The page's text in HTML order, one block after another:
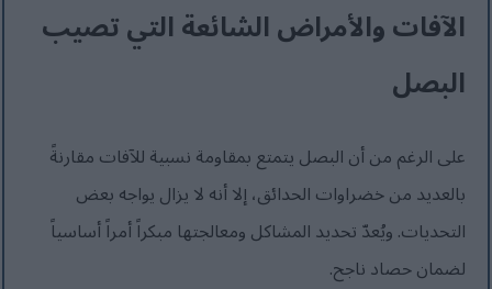
الآفات والأمراض الشائعة التي تصيب
البصل
على الرغم من أن البصل يتمتع بمقاومة نسبية للآفات مقارنةً
بالعديد من خضراوات الحدائق، إلا أنه لا يزال يواجه بعض
التحديات. ويُعدّ تحديد المشاكل ومعالجتها مبكراً أمراً أساسياً
لضمان حصاد ناجح.